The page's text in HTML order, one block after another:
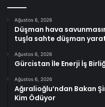
Ağustos 6, 2026
Düşman hava
tuşla sahte düşman
Ağustos 6, 2026
Gürcistan İle Enerji İş
Ağustos 6, 2026
Ağıralioğlu’ndan Bakan
Kim Ödüyor